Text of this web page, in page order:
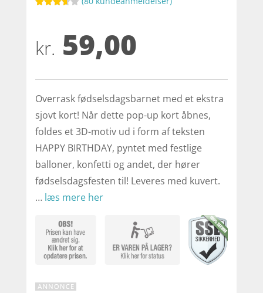
baseret
på
er
kr. 59,00
Overrask fødselsdagsbarnet med et ekstra
sjovt kort! Når dette pop-up kort åbnes,
foldes et 3D-motiv ud i form af teksten
HAPPY BIRTHDAY, pyntet med festlige
balloner, konfetti og andet, der hører
fødselsdagsfesten til! Leveres med kuvert.
… læs mere her